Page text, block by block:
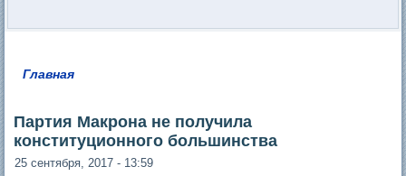
Главная
Партия Макрона не получила
конституционного большинства
25 сентября, 2017 - 13:59